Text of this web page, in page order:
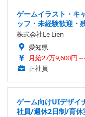
ゲームイラスト・キ
ッフ・未経験歓迎・
株式会社Le Lien
愛知県
月給27万9,600円
正社員
ゲーム向けUIデザイ
社員/週休2日制/育休